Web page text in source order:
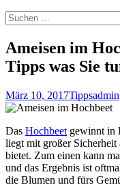
Suchen
nach:
Ameisen im
Tipps was Sie
März 10, 2017Tippsadmin
Das Hochbeet gewinnt in
liegt mit großer
bietet. Zum einen kann
und das Ergebnis ist
die Blumen und fürs